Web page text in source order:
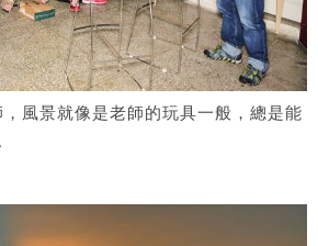
風景就像是老師的玩具一般，總是能